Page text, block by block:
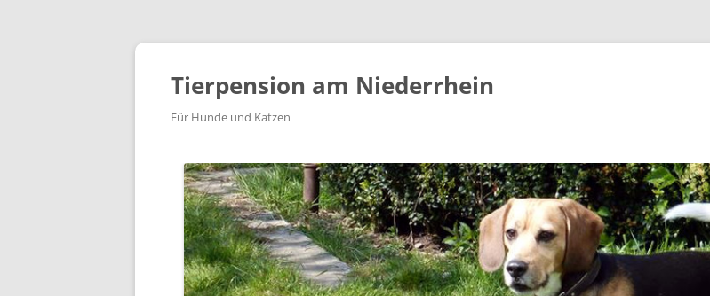
Tierpension am Niederrhein
Für Hunde und Katzen